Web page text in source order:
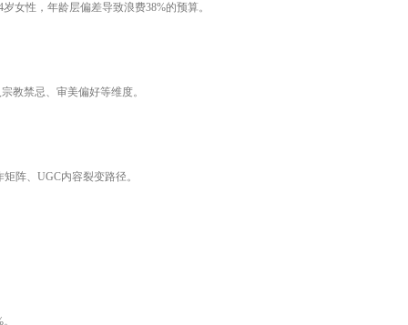
女性，年龄层偏差导致浪费38%的预算。
教禁忌、审美偏好等维度。
阵、UGC内容裂变路径。